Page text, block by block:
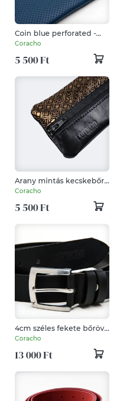
Coin blue perforated -
bőr aprótartó kék
Coracho
5 500 Ft
Arany mintás kecskebőr
kulcstartó
Coracho
5 500 Ft
4cm széles fekete bőröv,
rozsdamentes acél
Coracho
13 000 Ft